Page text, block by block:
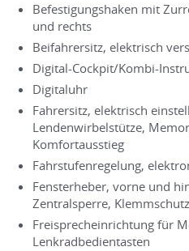
Befestigungshaken mit
und rechts
Beifahrersitz, elektrisch
Digital-Cockpit/Kombi-
Digitaluhr
Fahrersitz, elektrisch
Lendenwirbelstütze,
Komfortausstieg
Fahrstufenregelung,
Fensterheber, vorne und
Zentralsperre,
Freisprecheinrichtung für
Lenkradbedientasten